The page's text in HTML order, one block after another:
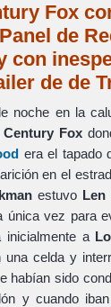
Fox
de
con
de de
noche en la
Century Fox
era el tapado
en el
estuvo Len
única vez para
inicialmente a
celda y
habían sido
y cuando